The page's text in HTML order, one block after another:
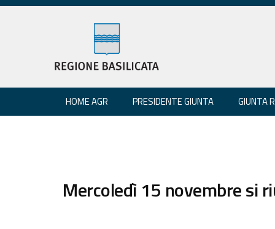
HOME AGR PRESIDENTE GIUNTA GIUNTA
Mercoledì 15 novembre si